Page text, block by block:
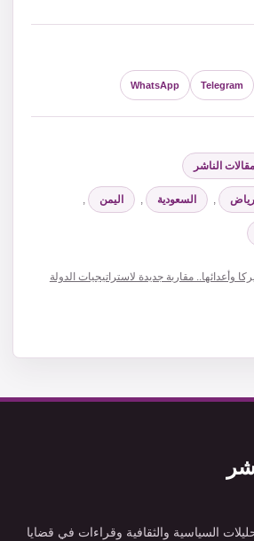
Telegram
WhatsApp
مقالات الناشر
, السعودية , اليمن ,
وأعدائها.. مقاربة جديدة لاستراتيجيات الدولة
السياسية والثقافية وقراءات في قضايا